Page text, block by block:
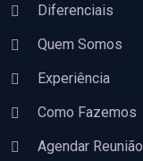
Diferenciais
Quem Somos
Experiência
Como Fazemos
Agendar Reunião